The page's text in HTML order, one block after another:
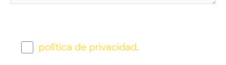
política de privacidad.